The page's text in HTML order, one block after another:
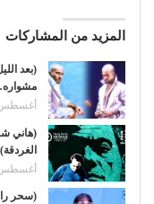
المزيد من المشاركات
(بعد
أغسطس 7,
(هاني
أغسطس 7,
(سحر